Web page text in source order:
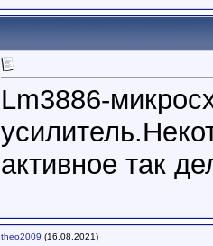
Lm3886-
активное так
theo2009 (16.08.2021)